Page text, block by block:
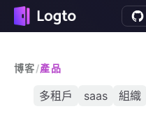
博客/產品
多租戶 saas 組織